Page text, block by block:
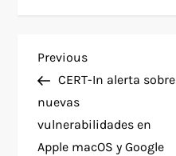
P
o
s
Previous
Post
Previous
CERT-In alerta sobre
nuevas
vulnerabilidades en
Apple macOS y Google